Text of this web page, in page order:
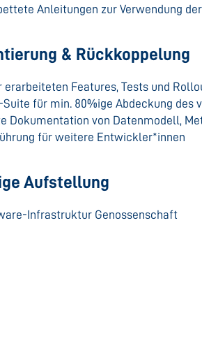
Anleitungen zur Verwendung
& Rückkoppelung
Features, Tests und
für min. 80%ige Abdeckung des
Dokumentation von Datenmodell,
für weitere Entwickler*innen
Aufstellung
Infrastruktur Genossenschaft